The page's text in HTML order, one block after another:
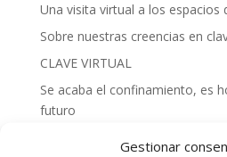
Gestionar
Una visita virtual a los espacios
Sobre nuestras creencias en
CLAVE VIRTUAL
Se acaba el confinamiento, es
futuro